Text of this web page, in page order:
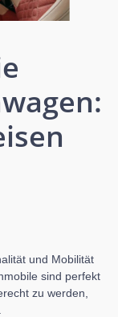
und Mobilität
sind perfekt
zu werden,